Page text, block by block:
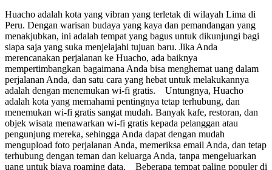
Huacho adalah kota yang vibran yang terletak di wilayah Lima di
Peru. Dengan warisan budaya yang kaya dan pemandangan yang
menakjubkan, ini adalah tempat yang bagus untuk dikunjungi bagi
siapa saja yang suka menjelajahi tujuan baru. Jika Anda
merencanakan perjalanan ke Huacho, ada baiknya
mempertimbangkan bagaimana Anda bisa menghemat uang dalam
perjalanan Anda, dan satu cara yang hebat untuk melakukannya
adalah dengan menemukan wi-fi gratis. Untungnya, Huacho
adalah kota yang memahami pentingnya tetap terhubung, dan
menemukan wi-fi gratis sangat mudah. Banyak kafe, restoran, dan
objek wisata menawarkan wi-fi gratis kepada pelanggan atau
pengunjung mereka, sehingga Anda dapat dengan mudah
mengupload foto perjalanan Anda, memeriksa email Anda, dan tetap
terhubung dengan teman dan keluarga Anda, tanpa mengeluarkan
uang untuk biaya roaming data. Beberapa tempat paling populer di